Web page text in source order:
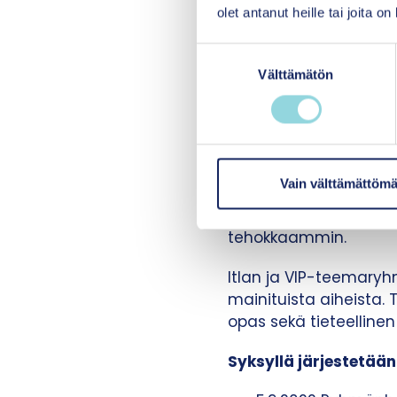
olet antanut heille tai joita
k
Välttämätön
Vain
for barn og unge)
systemaattisesti
Behaviour Support,
kanssa osaksi
kolmiportaista tukea.
Keskeistä
joilla näyttöön
sosiaalisten taitojen
tehokkaammin.
Itlan ja VIP-
mainituista aiheista.
opas sekä
Syksyllä